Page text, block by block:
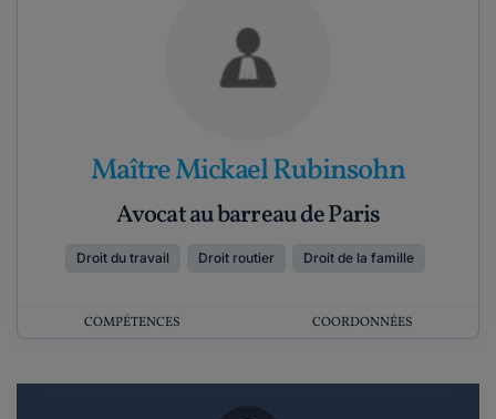
Maître Mickael Rubinsohn
Avocat au barreau de Paris
Droit du travail Droit routier Droit de la famille
COMPÉTENCES COORDONNÉES